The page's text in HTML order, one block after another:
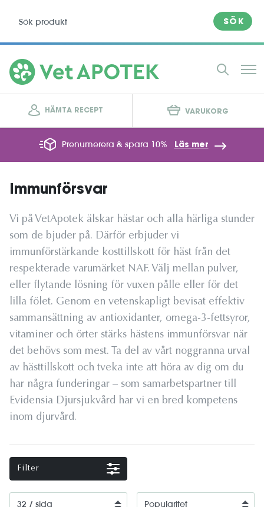
SÖK
HÄMTA RECEPT VARUKORG
Prenumerera & spara 10% Läs mer
Immunförsvar
Vi på VetApotek älskar hästar och alla härliga stunder
som de bjuder på. Därför erbjuder vi
immunförstärkande kosttillskott för häst från det
respekterade varumärket NAF. Välj mellan pulver,
eller flytande lösning för vuxen pålle eller för det
lilla fölet. Genom en vetenskapligt bevisat effektiv
sammansättning av antioxidanter, omega-3-fettsyror,
vitaminer och örter stärks hästens immunförsvar när
det behövs som mest. Ta del av vårt noggranna urval
av hästtillskott och tveka inte att höra av dig om du
har några funderingar – som samarbetspartner till
Evidensia Djursjukvård har vi en bred kompetens
inom djurvård.
Filter